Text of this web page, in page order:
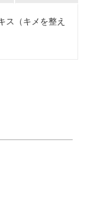
ス（キメを整え